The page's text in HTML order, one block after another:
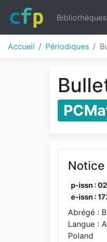
Bibliothèques
Accueil Périodiques
Notice
p-issn :
e-issn :
Abrégé :
Langue :
Poland